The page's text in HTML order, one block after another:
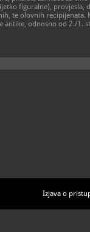
figuralne), provjesla,
te olovnih recipijenata.
antike, odnosno od 2./1.
Izjava o